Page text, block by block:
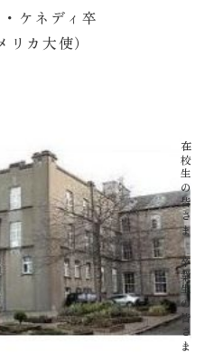
ケネディ卒
リカ大使）
在校生の皆さま
卒業生の皆さま